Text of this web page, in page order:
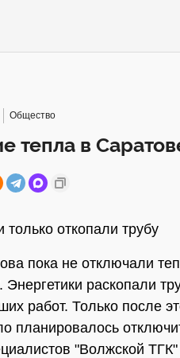
Общество
тепла в
только откопали трубу
пока не отключали
раскопали
работ. Только после
планировалось
"Волжской